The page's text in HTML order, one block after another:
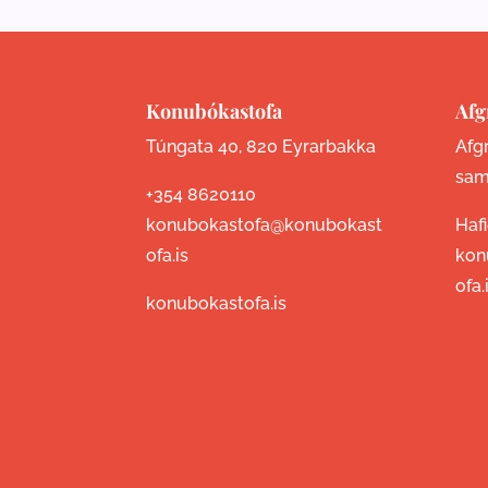
Konubókastofa
Túngata 40, 820 Eyrarbakka
+354 8620110
konubokastofa@konubokast
ofa.is
konubokastofa.is